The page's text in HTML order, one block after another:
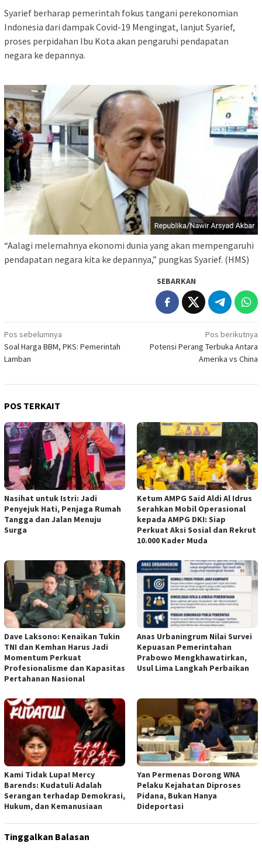
Syarief berharap pemerintah fokus tangani perekonomian
Indonesia dari dampak Covid-19 Mengingat, lanjut Syarief,
proses perpidahan Ibu Kota akan pengaruhi pendapatan
negara ke depannya.
“Aalagi melemahnya ekonomi dunia yang akan mempengaruhi
pendapatan negara kita ke depannya,” pungkas Syarief. (HMS)
SEBARKAN
Navigasi
pos
Pos sebelumnya
Soal Harga BBM, PKS: Pemerintah
Lamban
Pos berikutnya
Potensi Perang Terbuka Antara
Amerika vs China
POS TERKAIT
Nasihat untuk Istri: Jadi
Penyejuk Hati, Penjaga Rumah
Tangga dan Jalan Menuju
Surga
Ketum AMPG Said Aldi Al Idrus
Serahkan Mobil Operasional
kepada AMPG DKI: Siap
Perkuat Aksi Sosial dan Rekrut
10.000 Kader Muda
Dave Laksono: Kenaikan Tukin
TNI dan Kemhan Harus Jadi
Momentum Perkuat
Profesionalisme dan Kapasitas
Pertahanan Nasional
Anas Urbaningrum Nilai Survei
Kepuasan Pemerintahan
Prabowo Mengkhawatirkan,
Usul Lima Langkah Perbaikan
Kami Tidak Lupa! Mercy
Barends: Kudatuli Adalah
Serangan terhadap Demokrasi,
Hukum, dan Kemanusiaan
Yan Permenas Dorong WNA
Pelaku Kejahatan Diproses
Pidana, Bukan Hanya
Dideportasi
Tinggalkan Balasan